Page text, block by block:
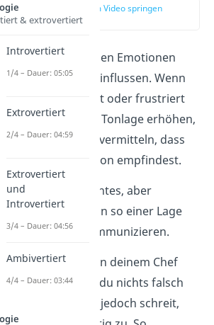
zur Stelle im Video springen
(01:21)
Sprechen können Emotionen
Tonhöhe beeinflussen. Wenn
wütend, verärgert oder frustriert
kann sich deine Tonlage erhöhen,
dem Zuhörer zu vermitteln, dass
eine starke Emotion empfindest.
ist nichts Schlechtes, aber
kannst du in so einer Lage
erfolgreich kommunizieren.
Du wirst von deinem Chef
obwohl du nichts falsch
hast. Da er jedoch schreit,
& extrovertiert
Introvertiert
1/4 – Dauer: 05:05
Extrovertiert
2/4 – Dauer: 04:59
Extrovertiert
und
Introvertiert
3/4 – Dauer: 04:56
Ambivertiert
4/4 – Dauer: 03:44